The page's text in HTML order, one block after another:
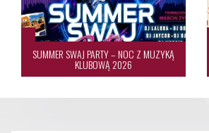
SUMMER SWAJ PARTY – NOC Z MUZYKĄ
KLUBOWĄ 2026